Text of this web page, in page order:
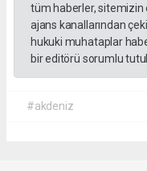
tüm haberler,
ajans kanallarından
hukuki muhataplar
bir editörü sorumlu
#akdeniz